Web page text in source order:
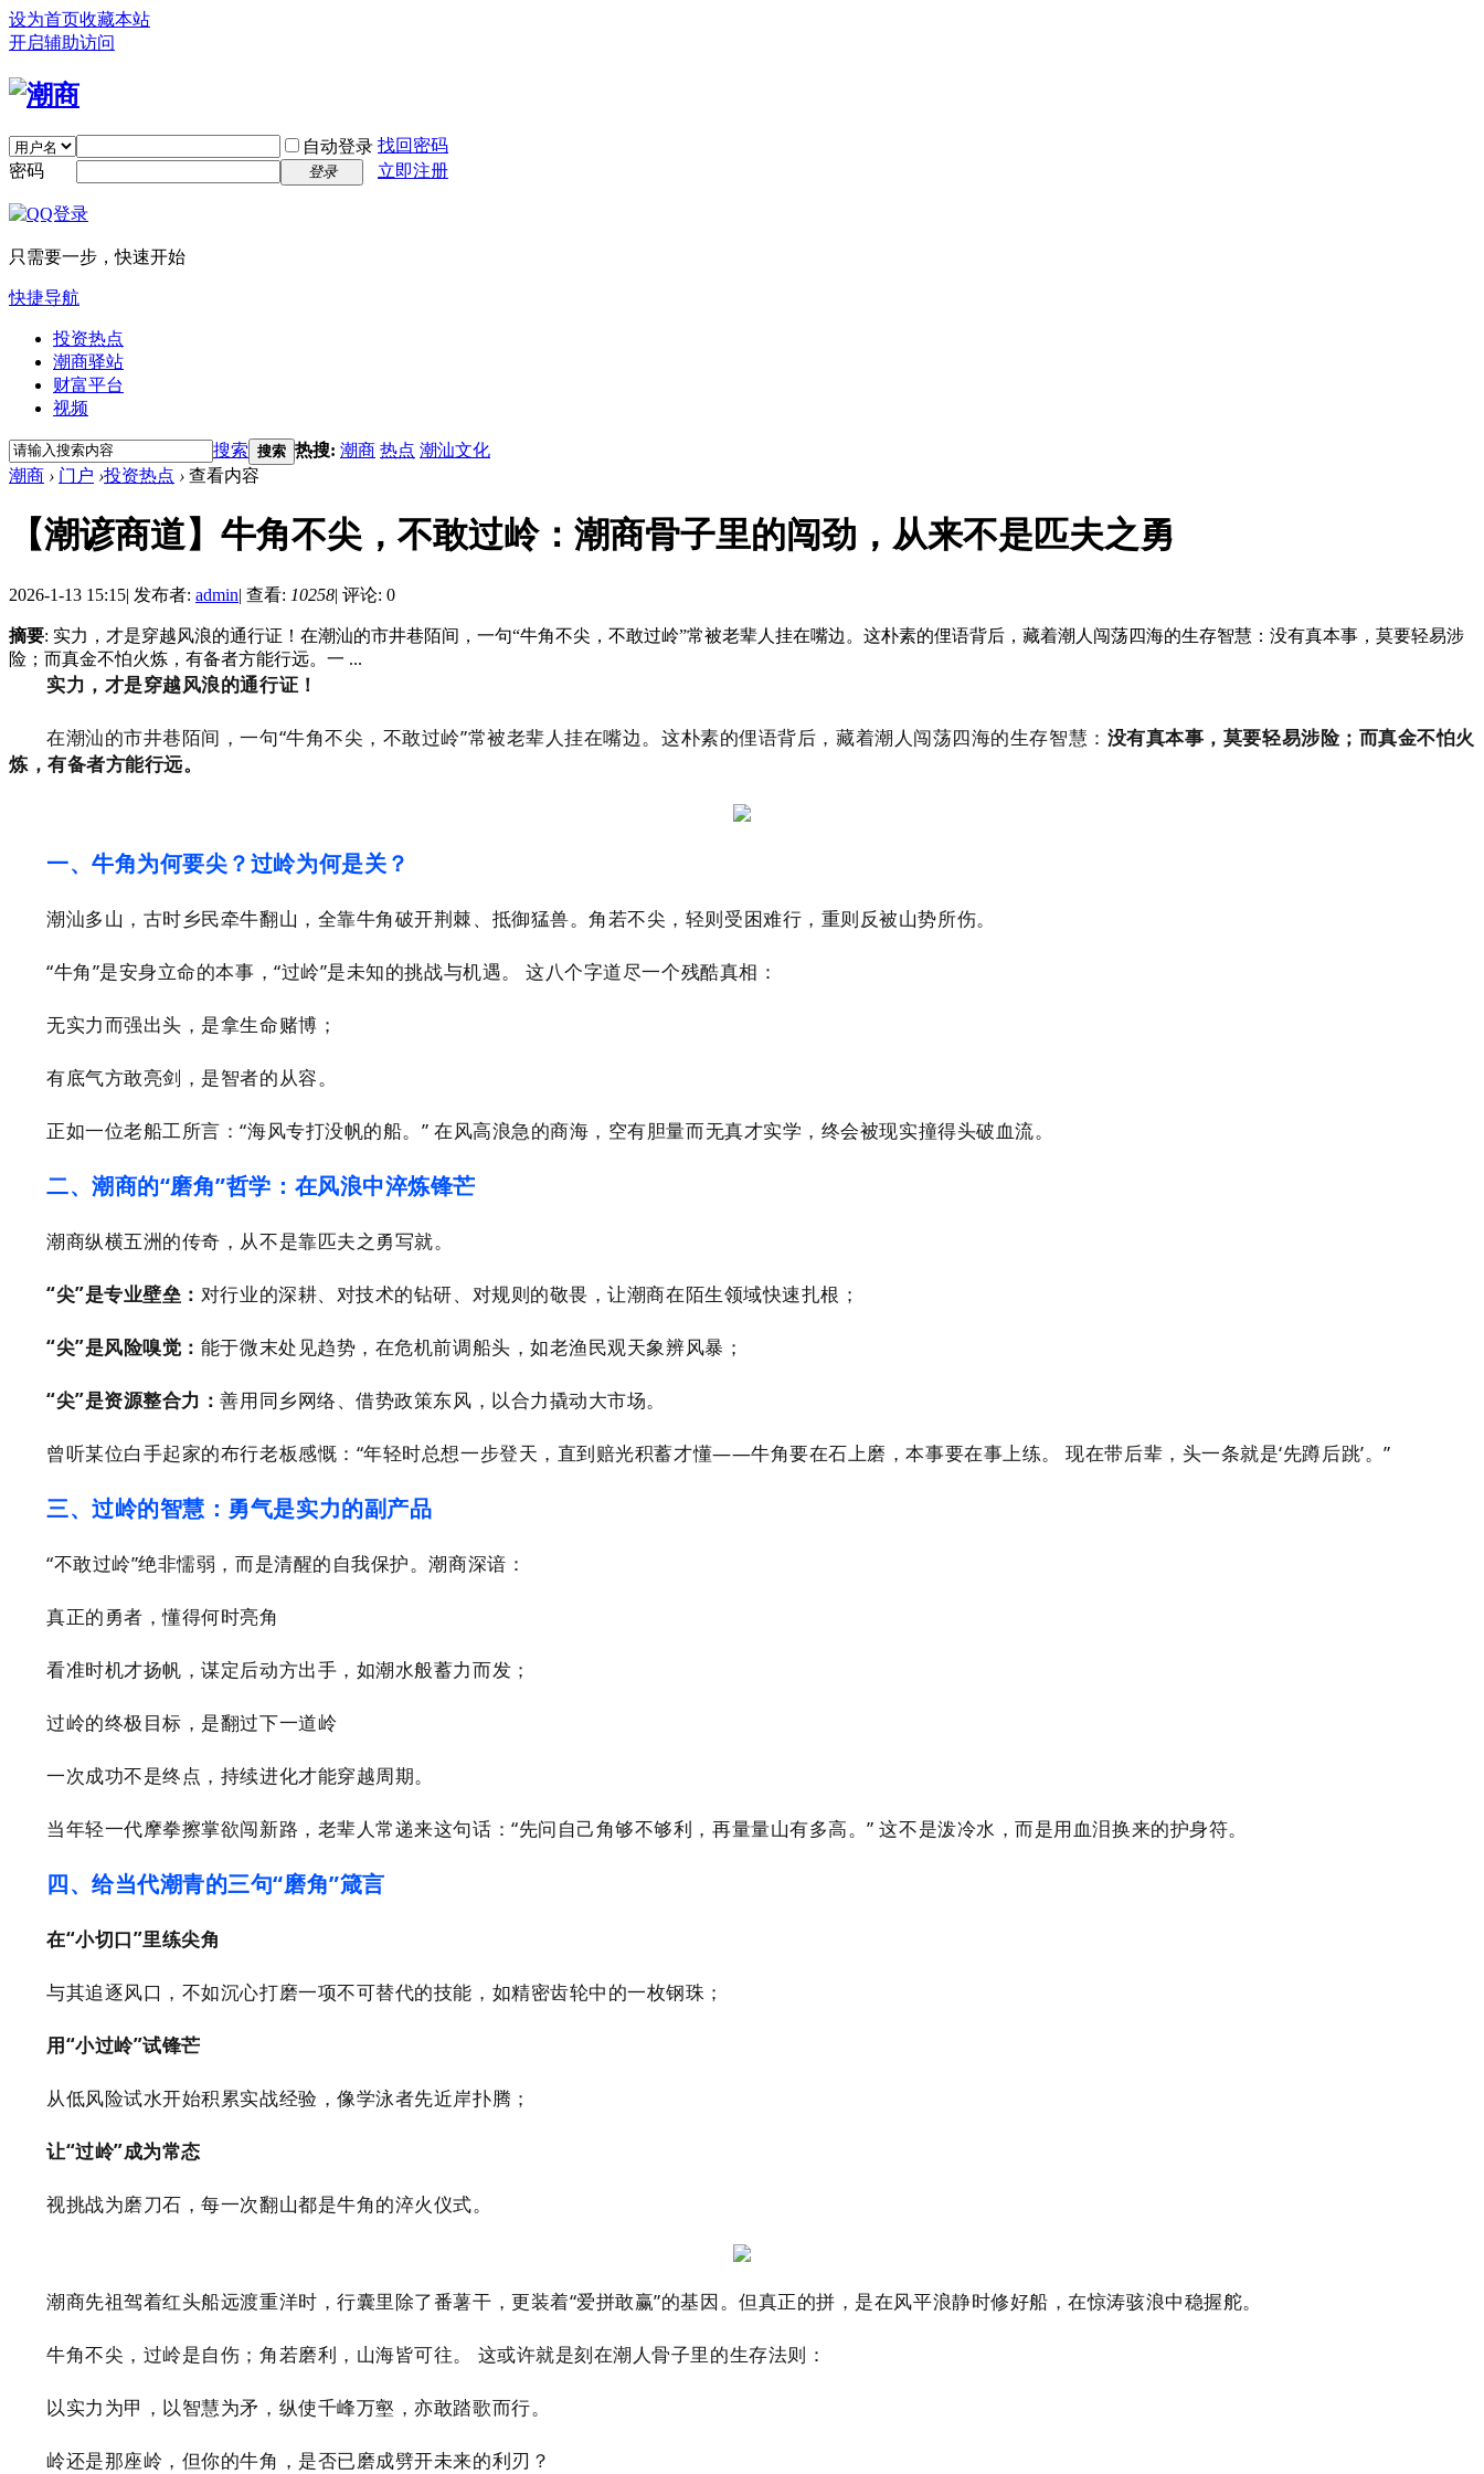
设为首页收藏本站
开启辅助访问
自动登录 找回密码
密码
登录 立即注册
只需要一步，快速开始
快捷导航
投资热点
潮商驿站
财富平台
视频
搜索 搜索 热搜: 潮商 热点 潮汕文化
潮商 › 门户 ›投资热点 › 查看内容
【潮谚商道】牛角不尖，不敢过岭：潮商骨子里的闯劲，从来不是匹夫之勇
2026-1-13 15:15| 发布者: admin| 查看: 10258| 评论: 0
摘要: 实力，才是穿越风浪的通行证！在潮汕的市井巷陌间，一句“牛角不尖，不敢过岭”常被老辈人挂在嘴边。这朴素的俚语背后，藏着潮人闯荡四海的生存智慧：没有真本事，莫要轻易涉
险；而真金不怕火炼，有备者方能行远。一 ...
实力，才是穿越风浪的通行证！
在潮汕的市井巷陌间，一句“牛角不尖，不敢过岭”常被老辈人挂在嘴边。这朴素的俚语背后，藏着潮人闯荡四海的生存智慧： 没有真本事，莫要轻易涉险；而真金不怕火
炼，有备者方能行远。
一、牛角为何要尖？过岭为何是关？
潮汕多山，古时乡民牵牛翻山，全靠牛角破开荆棘、抵御猛兽。角若不尖，轻则受困难行，重则反被山势所伤。
“牛角”是安身立命的本事，“过岭”是未知的挑战与机遇。 这八个字道尽一个残酷真相：
无实力而强出头，是拿生命赌博；
有底气方敢亮剑，是智者的从容。
正如一位老船工所言：“海风专打没帆的船。” 在风高浪急的商海，空有胆量而无真才实学，终会被现实撞得头破血流。
二、潮商的“磨角”哲学：在风浪中淬炼锋芒
潮商纵横五洲的传奇，从不是靠匹夫之勇写就。
“尖”是专业壁垒： 对行业的深耕、对技术的钻研、对规则的敬畏，让潮商在陌生领域快速扎根；
“尖”是风险嗅觉： 能于微末处见趋势，在危机前调船头，如老渔民观天象辨风暴；
“尖”是资源整合力：善用同乡网络、借势政策东风，以合力撬动大市场。
曾听某位白手起家的布行老板感慨：“年轻时总想一步登天，直到赔光积蓄才懂——牛角要在石上磨，本事要在事上练。 现在带后辈，头一条就是‘先蹲后跳’。”
三、过岭的智慧：勇气是实力的副产品
“不敢过岭”绝非懦弱，而是清醒的自我保护。潮商深谙：
真正的勇者，懂得何时亮角
看准时机才扬帆，谋定后动方出手，如潮水般蓄力而发；
过岭的终极目标，是翻过下一道岭
一次成功不是终点，持续进化才能穿越周期。
当年轻一代摩拳擦掌欲闯新路，老辈人常递来这句话：“先问自己角够不够利，再量量山有多高。” 这不是泼冷水，而是用血泪换来的护身符。
四、给当代潮青的三句“磨角”箴言
在“小切口”里练尖角
与其追逐风口，不如沉心打磨一项不可替代的技能，如精密齿轮中的一枚钢珠；
用“小过岭”试锋芒
从低风险试水开始积累实战经验，像学泳者先近岸扑腾；
让“过岭”成为常态
视挑战为磨刀石，每一次翻山都是牛角的淬火仪式。
潮商先祖驾着红头船远渡重洋时，行囊里除了番薯干，更装着“爱拼敢赢”的基因。但真正的拼，是在风平浪静时修好船，在惊涛骇浪中稳握舵。
牛角不尖，过岭是自伤；角若磨利，山海皆可往。 这或许就是刻在潮人骨子里的生存法则：
以实力为甲，以智慧为矛，纵使千峰万壑，亦敢踏歌而行。
岭还是那座岭，但你的牛角，是否已磨成劈开未来的利刃？